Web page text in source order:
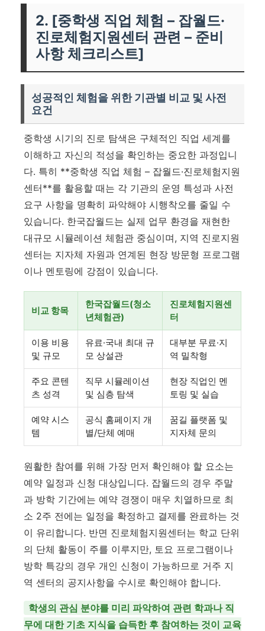
2. [중학생 직업 체험 – 잡월드·
진로체험지원센터 관련 – 준비
사항 체크리스트]
성공적인 체험을 위한 기관별 비교 및 사전
요건
중학생 시기의 진로 탐색은 구체적인 직업 세계를
이해하고 자신의 적성을 확인하는 중요한 과정입니
다. 특히 **중학생 직업 체험 – 잡월드·진로체험지원
센터**를 활용할 때는 각 기관의 운영 특성과 사전
요구 사항을 명확히 파악해야 시행착오를 줄일 수
있습니다. 한국잡월드는 실제 업무 환경을 재현한
대규모 시뮬레이션 체험관 중심이며, 지역 진로지원
센터는 지자체 자원과 연계된 현장 방문형 프로그램
이나 멘토링에 강점이 있습니다.
비교 항목
한국잡월드(청소
년체험관)
진로체험지원센
터
이용 비용
및 규모
유료·국내 최대 규
모 상설관
대부분 무료·지
역 밀착형
주요 콘텐
츠 성격
직무 시뮬레이션
및 심층 탐색
현장 직업인 멘
토링 및 실습
예약 시스
템
공식 홈페이지 개
별/단체 예매
꿈길 플랫폼 및
지자체 문의
원활한 참여를 위해 가장 먼저 확인해야 할 요소는
예약 일정과 신청 대상입니다. 잡월드의 경우 주말
과 방학 기간에는 예약 경쟁이 매우 치열하므로 최
소 2주 전에는 일정을 확정하고 결제를 완료하는 것
이 유리합니다. 반면 진로체험지원센터는 학교 단위
의 단체 활동이 주를 이루지만, 토요 프로그램이나
방학 특강의 경우 개인 신청이 가능하므로 거주 지
역 센터의 공지사항을 수시로 확인해야 합니다.
학생의 관심 분야를 미리 파악하여 관련 학과나 직
무에 대한 기초 지식을 습득한 후 참여하는 것이 교육